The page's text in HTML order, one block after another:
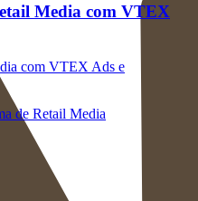
Media com VTEX
com VTEX Ads e
de Retail Media